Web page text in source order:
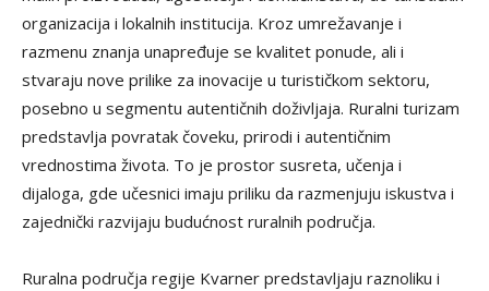
organizacija i lokalnih institucija. Kroz umrežavanje i
razmenu znanja unapređuje se kvalitet ponude, ali i
stvaraju nove prilike za inovacije u turističkom sektoru,
posebno u segmentu autentičnih doživljaja. Ruralni turizam
predstavlja povratak čoveku, prirodi i autentičnim
vrednostima života. To je prostor susreta, učenja i
dijaloga, gde učesnici imaju priliku da razmenjuju iskustva i
zajednički razvijaju budućnost ruralnih područja.
Ruralna područja regije Kvarner predstavljaju raznoliku i